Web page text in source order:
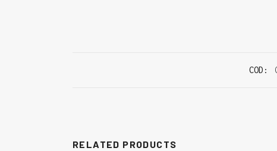
COD:
RELATED PRODUCTS